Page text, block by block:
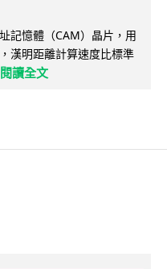
記憶體（CAM）晶片，用
漢明距離計算速度比標準
閱讀全文